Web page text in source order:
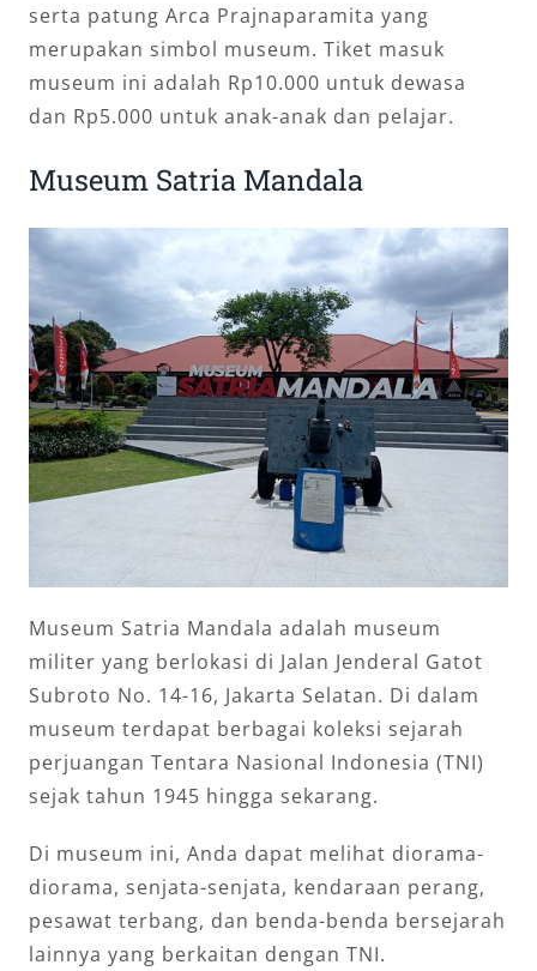
serta patung Arca Prajnaparamita yang
merupakan simbol museum. Tiket masuk
museum ini adalah Rp10.000 untuk dewasa
dan Rp5.000 untuk anak-anak dan pelajar.
Museum Satria Mandala
Museum Satria Mandala adalah museum
militer yang berlokasi di Jalan Jenderal Gatot
Subroto No. 14-16, Jakarta Selatan. Di dalam
museum terdapat berbagai koleksi sejarah
perjuangan Tentara Nasional Indonesia (TNI)
sejak tahun 1945 hingga sekarang.
Di museum ini, Anda dapat melihat diorama-
diorama, senjata-senjata, kendaraan perang,
pesawat terbang, dan benda-benda bersejarah
lainnya yang berkaitan dengan TNI.